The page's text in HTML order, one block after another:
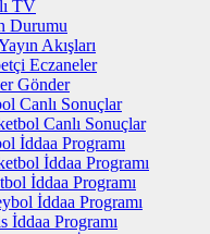
TV
Durumu
Akışları
Eczaneler
Gönder
Canlı Sonuçlar
Canlı Sonuçlar
İddaa Programı
İddaa Programı
İddaa Programı
İddaa Programı
İddaa Programı